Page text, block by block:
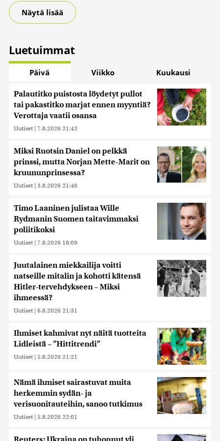
saatetaan myös siirtää ulkomaille.
Näytä lisää
Luetuimmat
Päivä Viikko Kuukausi
Palautitko puistosta löydetyt pullot
tai pakastitko marjat ennen myyntiä?
Verottaja vaatii osansa
Uutiset | 7.8.2026 21:42
Miksi Ruotsin Daniel on pelkkä
prinssi, mutta Norjan Mette-Marit on
kruununprinsessa?
Uutiset | 3.8.2026 21:46
Timo Laaninen julistaa Wille
Rydmanin Suomen taitavimmaksi
poliitikoksi
Uutiset | 7.8.2026 18:09
Juutalainen miekkailija voitti
natseille mitalin ja kohotti kätensä
Hitler-tervehdykseen – Miksi
ihmeessä?
Uutiset | 6.8.2026 21:31
Ihmiset kahmivat nyt näitä tuotteita
Lidleistä – ”Hittitrendi”
Uutiset | 5.8.2026 21:21
Nämä ihmiset sairastuvat muita
herkemmin sydän- ja
verisuonitauteihin, sanoo tutkimus
Uutiset | 5.8.2026 22:01